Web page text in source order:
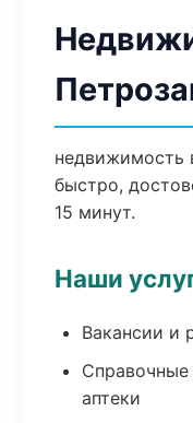
недвижимость
быстро,
15 минут.
Наши
Вакансии и
Справочные
аптеки